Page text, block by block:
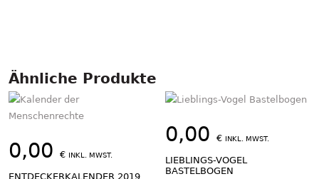
Ähnliche Produkte
0,00 € INKL. MWST.
ENTDECKERKALENDER 2019
0,00€ INKL. MWST.
LIEBLINGS-VOGEL
BASTELBOGEN